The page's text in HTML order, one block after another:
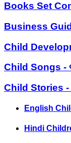
Books Set
Business
Child
Child Songs -
Child Stories -
English
Hindi